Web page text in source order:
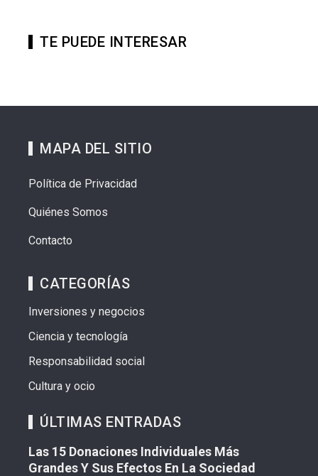
TE PUEDE INTERESAR
MAPA DEL SITIO
Política de Privacidad
Quiénes Somos
Contacto
CATEGORÍAS
Inversiones y negocios
Ciencia y tecnología
Responsabilidad social
Cultura y ocio
ÚLTIMAS ENTRADAS
Las 15 Donaciones Individuales Más
Grandes Y Sus Efectos En La Sociedad